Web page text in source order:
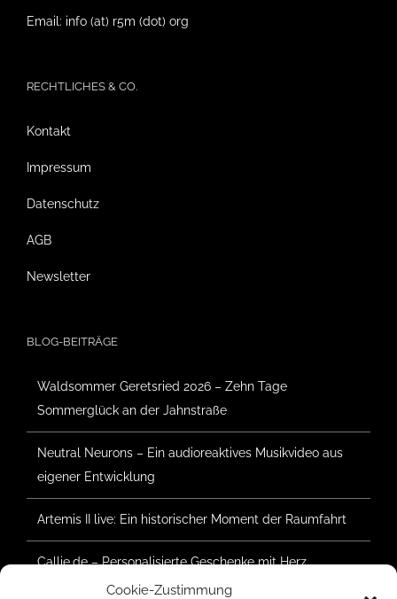
Cookie-Zustimmung
Email: info (at) r5m (dot) org
RECHTLICHES & CO.
Kontakt
Impressum
Datenschutz
AGB
Newsletter
BLOG-BEITRÄGE
Waldsommer Geretsried 2026 – Zehn Tage
Sommerglück an der Jahnstraße
Neutral Neurons – Ein audioreaktives Musikvideo aus
eigener Entwicklung
Artemis II live: Ein historischer Moment der Raumfahrt
Callie.de – Personalisierte Geschenke mit Herz